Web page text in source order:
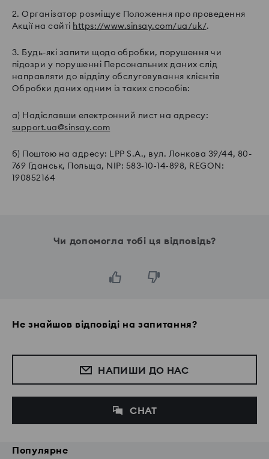
2. Організатор розміщує Положення про проведення
Акції на сайті https://www.sinsay.com/ua/uk/.
3. Будь-які запити щодо обробки, порушення чи
підозри у порушенні Персональних даних слід
направляти до відділу обслуговування клієнтів
Обробки даних одним із таких способів:
a) Надіславши електронний лист на адресу:
support.ua@sinsay.com
б) Поштою на адресу: LPP S.A., вул. Лонкова 39/44, 80-
769 Гданськ, Польща, NIP: 583‑10‑14‑898, REGON:
190852164
Чи допомогла тобі ця відповідь?
Не знайшов відповіді на запитання?
НАПИШИ ДО НАС
CHAT
Популярне